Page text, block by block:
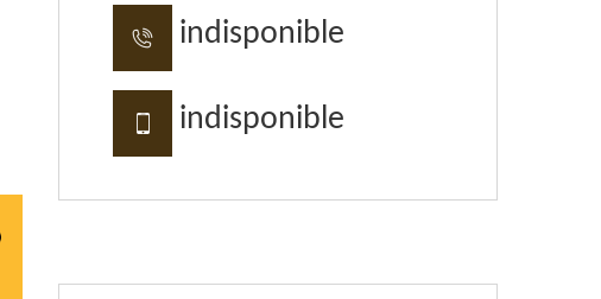
indisponible
indisponible